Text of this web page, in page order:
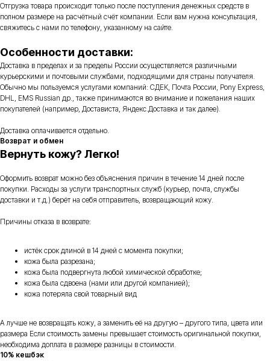
Отгрузка товара происходит только после поступления денежных средств в
полном размере на расчётный счёт компании. Если вам нужна консультация,
свяжитесь с нами по телефону, указанному на сайте.
Особенности доставки:
Доставка в пределах и за пределы России осуществляется различными
курьерскими и почтовыми службами, подходящими для страны получателя.
Обычно мы пользуемся услугами компаний: СДЕК, Почта России, Pony Express,
DHL, EMS Russian др., также принимаются во внимание и пожелания наших
покупателей (например, Достависта, Яндекс.Доставка и так далее).
Доставка оплачивается отдельно.
Возврат и обмен
Вернуть кожу? Легко!
Оформить возврат можно без объяснения причин в течение 14 дней после
покупки. Расходы за услуги транспортных служб (курьер, почта, службы
доставки и т.д.) берёт на себя отправитель, возвращающий кожу.
Причины отказа в возврате:
истёк срок длиной в 14 дней с момента покупки;
кожа была разрезана;
кожа была подвергнута любой химической обработке;
кожа была сдвоена (нами или другой компанией);
кожа потеряла свой товарный вид
А лучше не возвращать кожу, а заменить её на другую – другого типа, цвета или
размера Если стоимость замены превышает стоимость оригинальной покупки,
необходима доплата в размере разницы в стоимости.
10% кешбэк